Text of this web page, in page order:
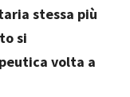
stessa più
si
volta a